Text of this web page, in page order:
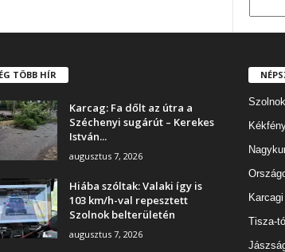
TÖBB HÍR
Karcag: Fa dőlt az útra a
Széchenyi sugárút – Kerekes
István...
augusztus 7, 2026
Hiába szóltak: Valaki így is
103 km/h-val repesztett
Szolnok belterületén
augusztus 7, 2026
Tisza-tó